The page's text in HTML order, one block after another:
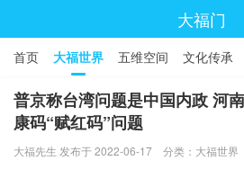
大福门
首页 大福世界 五维空间 文化传承
普京称台湾问题是中国内政 河
康码“赋红码”问题
大福先生 发布于 2022-06-17 分类： 大福世界